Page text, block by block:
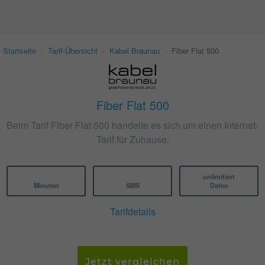
Startseite Tarif-Übersicht Kabel Braunau Fiber Flat 500
Fiber Flat 500
Beim Tarif Fiber Flat 500 handelte es sich um einen Internet-
Tarif für Zuhause.
Minuten SMS
unlimitiert
Daten
Tarifdetails
Jetzt vergleichen